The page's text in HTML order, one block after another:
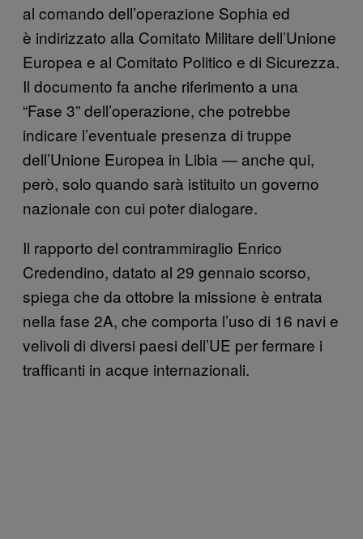
al comando dell’operazione Sophia ed
è indirizzato alla Comitato Militare dell’Unione
Europea e al Comitato Politico e di Sicurezza.
Il documento fa anche riferimento a una
“Fase 3” dell’operazione, che potrebbe
indicare l’eventuale presenza di truppe
dell’Unione Europea in Libia — anche qui,
però, solo quando sarà istituito un governo
nazionale con cui poter dialogare.
Il rapporto del contrammiraglio Enrico
Credendino, datato al 29 gennaio scorso,
spiega che da ottobre la missione è entrata
nella fase 2A, che comporta l’uso di 16 navi e
velivoli di diversi paesi dell’UE per fermare i
trafficanti in acque internazionali.